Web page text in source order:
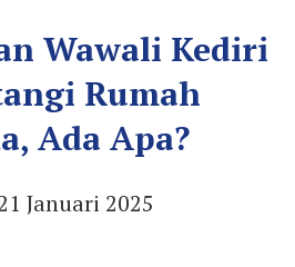
Wawali Kediri
Rumah
Ada Apa?
Januari 2025